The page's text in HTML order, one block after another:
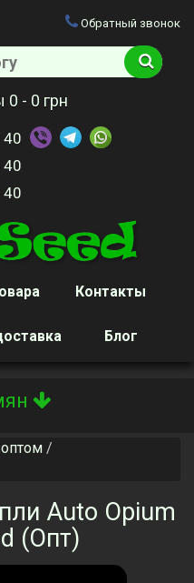
0 - 0 грн
Обратный звонок
40
40
40
Контакты
Блог
Auto Opium
(Опт)